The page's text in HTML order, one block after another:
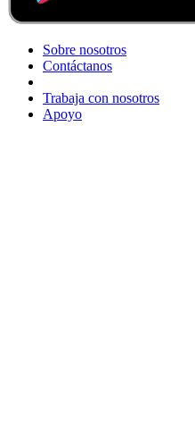
Sobre nosotros
Contáctanos
Trabaja con nosotros
Apoyo